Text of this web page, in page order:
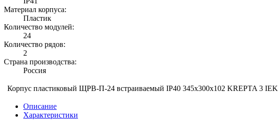
Материал корпуса:
Пластик
Количество модулей:
24
Количество рядов:
2
Страна производства:
Россия
Корпус пластиковый ЩРВ-П-24 встраиваемый IP40 345х300х102 KREPTA 3 IEK
Описание
Характеристики